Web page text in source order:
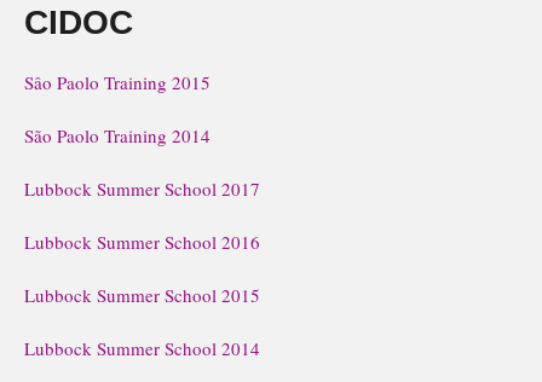
CIDOC
Sâo Paolo Training 2015
São Paolo Training 2014
Lubbock Summer School 2017
Lubbock Summer School 2016
Lubbock Summer School 2015
Lubbock Summer School 2014